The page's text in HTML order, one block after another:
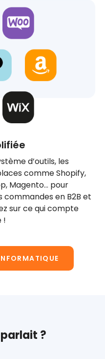
d’outils, les
comme Shopify,
Magento… pour
commandes en B2B et
sur ce qui compte
!
parlait ?